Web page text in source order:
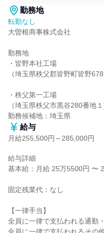
勤務地
転勤なし
大曽根商事株式会社
勤務地
・皆野本社工場
（埼玉県秩父郡皆野町皆野678
・秩父第一工場
（埼玉県秩父市黒谷280番地
勤務候補地：埼玉県
給与
月給255,500円～285,000円
給与詳細
基本給：月給 25万5500円 〜
固定残業代：なし
【一律手当】
全員に一律で支払われる通勤